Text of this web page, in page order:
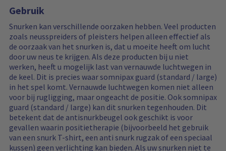
e
w
s
…
e
r
e
d
n
g
i
s
r
e
s
e
t
Gebruik
Snurken kan verschillende oorzaken hebben. Veel producten
zoals neusspreiders of pleisters helpen alleen effectief als
de oorzaak van het snurken is, dat u moeite heeft om lucht
door uw neus te krijgen. Als deze producten bij u niet
werken, heeft u mogelijk last van vernauwde luchtwegen in
de keel. Dit is precies waar somnipax guard (standard / large)
in het spel komt. Vernauwde luchtwegen komen niet alleen
voor bij rugligging, maar ongeacht de positie. Ook somnipax
guard (standard / large) kan dit snurken tegenhouden. Dit
betekent dat de antisnurkbeugel ook geschikt is voor
gevallen waarin positietherapie (bijvoorbeeld het gebruik
van een snurk T-shirt, een anti snurk rugzak of een speciaal
kussen) geen verlichting kan bieden. Als uw snurken niet te